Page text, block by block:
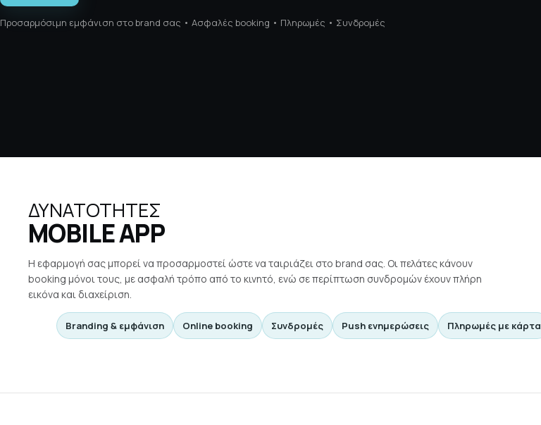
Προσαρμόσιμη εμφάνιση στο brand σας • Ασφαλές booking • Πληρωμές • Συνδρομές
ΔΥΝΑΤΌΤΗΤΕΣ
MOBILE APP
Η εφαρμογή σας μπορεί να προσαρμοστεί ώστε να ταιριάζει στο brand σας. Οι πελάτες κάνουν
booking μόνοι τους, με ασφαλή τρόπο από το κινητό, ενώ σε περίπτωση συνδρομών έχουν πλήρη
εικόνα και διαχείριση.
Branding & εμφάνιση Online booking Συνδρομές Push ενημερώσεις Πληρωμές με κάρτα